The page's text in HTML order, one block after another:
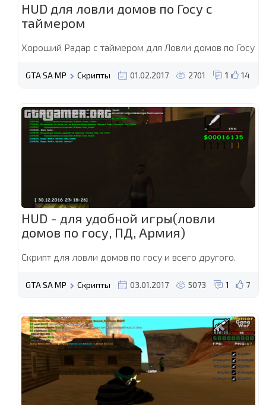
HUD для ловли домов по Госу с
таймером
Хороший Радар с таймером для Ловли домов по Госу
14
GTA SA MP Скрипты 01.02.2017 2701 1
HUD - для удобной игры(ловли
домов по госу, ПД, Армия)
Скрипт для ловли домов по госу и всего другого.
7
GTA SA MP Скрипты 03.01.2017 5073 1